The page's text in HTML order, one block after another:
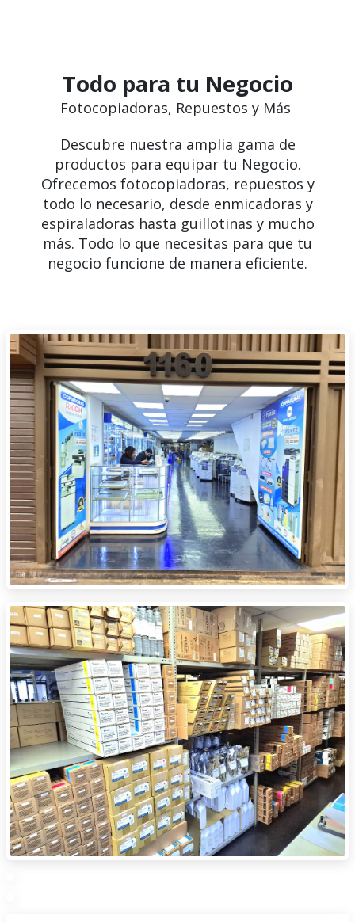
Todo para tu Negocio
Fotocopiadoras, Repuestos y Más
Descubre nuestra amplia gama de
productos para equipar tu Negocio.
Ofrecemos fotocopiadoras, repuestos y
todo lo necesario, desde enmicadoras y
espiraladoras hasta guillotinas y mucho
más. Todo lo que necesitas para que tu
negocio funcione de manera eficiente.